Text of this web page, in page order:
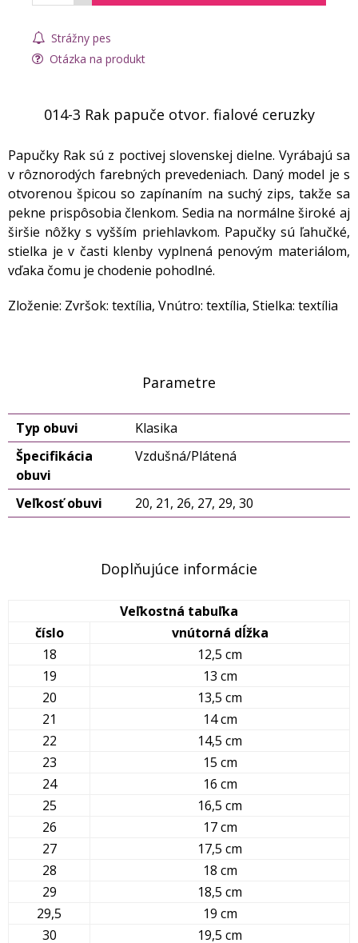
Strážny pes
Otázka na produkt
014-3 Rak papuče otvor. fialové ceruzky
Papučky Rak sú z poctivej slovenskej dielne. Vyrábajú sa
v rôznorodých farebných prevedeniach. Daný model je s
otvorenou špicou so zapínaním na suchý zips, takže sa
pekne prispôsobia členkom. Sedia na normálne široké aj
širšie nôžky s vyšším priehlavkom. Papučky sú ľahučké,
stielka je v časti klenby vyplnená penovým materiálom,
vďaka čomu je chodenie pohodlné.
Zloženie: Zvršok: textília, Vnútro: textília, Stielka: textília
Parametre
Typ obuvi
Klasika
Špecifikácia
obuvi
Vzdušná/Plátená
Veľkosť obuvi 20, 21, 26, 27, 29, 30
Doplňujúce informácie
Veľkostná tabuľka
číslo
vnútorná dĺžka
18
12,5 cm
19
13 cm
20
13,5 cm
21
14 cm
22
14,5 cm
23
15 cm
24
16 cm
25
16,5 cm
26
17 cm
27
17,5 cm
28
18 cm
29
18,5 cm
29,5
19 cm
30
19,5 cm